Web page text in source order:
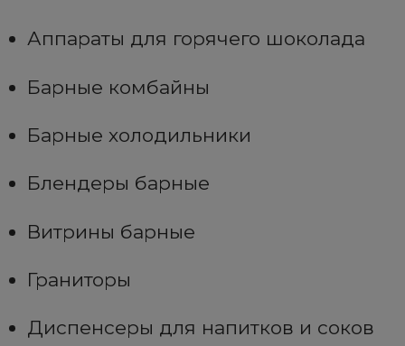
Аппараты для горячего шоколада
Барные комбайны
Барные холодильники
Блендеры барные
Витрины барные
Граниторы
Диспенсеры для напитков и соков